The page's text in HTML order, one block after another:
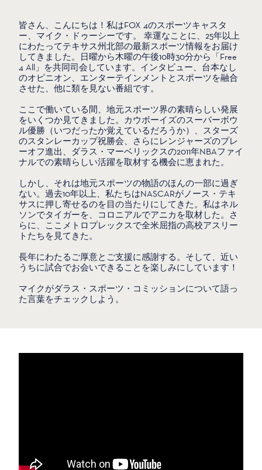
皆さん、こんにちは！私はFOX 4のスポーツキャスタ
ー、マイク・ドゥーシーです。 幸運なことに、25年以上
にわたってテキサス州北部の最新スポーツ情報をお届け
してきました。日曜から木曜の午後10時30分から「Free
4 All」を共同司会しています。インタビュー、台本なし
のオピニオン、エンターテインメントとスポーツを融合
させた、他に類を見ない番組です。
ここで働いている間、地元スポーツ界の素晴らしい発展
をいくつか見てきました。カウボーイズのスーパーボウ
ル優勝（いつだったか覚えているだろうか）、スターズ
のスタンレーカップ祝勝会、さらにレンジャーズのプレ
ーオフ進出、ダラス・マーベリックスの2011年NBAファイ
ナルでの素晴らしい活躍を取材する機会に恵まれた。
しかし、それは地元スポーツの物語のほんの一部に過ぎ
ない。過去10年以上、私たちはNASCARがノース・テキ
サスに押し寄せるのを目の当たりにしてきた。私はネル
ソンでタイガーを、コロニアルでアニカを取材した。さ
らに、ここメトロプレックスで全米屈指の高校アスリー
トたちを見てきた。
長年にわたるご厚意とご支援に感謝する。そして、近い
うちに試合でお会いできることを楽しみにしています！
マイクがダラス・スポーツ・コミッションについて語っ
た言葉をチェックしよう。